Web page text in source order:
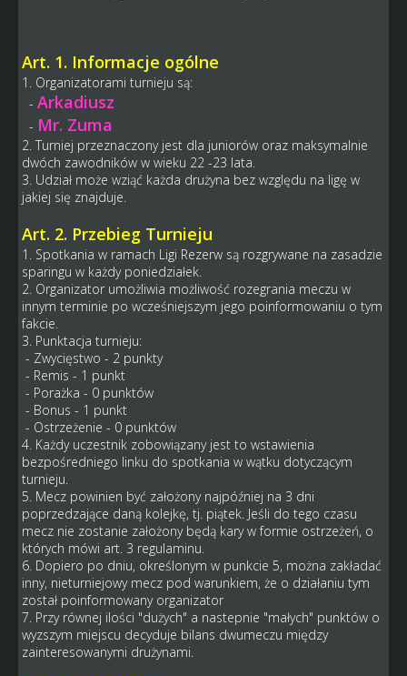
Art. 1. Informacje ogólne
1. Organizatorami turnieju są:
- Arkadiusz
- Mr. Zuma
2. Turniej przeznaczony jest dla juniorów oraz maksymalnie
dwóch zawodników w wieku 22 -23 lata.
3. Udział może wziąć każda drużyna bez względu na ligę w
jakiej się znajduje.
Art. 2. Przebieg Turnieju
1. Spotkania w ramach Ligi Rezerw są rozgrywane na zasadzie
sparingu w każdy poniedziałek.
2. Organizator umożliwia możliwość rozegrania meczu w
innym terminie po wcześniejszym jego poinformowaniu o tym
fakcie.
3. Punktacja turnieju:
- Zwycięstwo - 2 punkty
- Remis - 1 punkt
- Porażka - 0 punktów
- Bonus - 1 punkt
- Ostrzeżenie - 0 punktów
4. Każdy uczestnik zobowiązany jest to wstawienia
bezpośredniego linku do spotkania w wątku dotyczącym
turnieju.
5. Mecz powinien być założony najpóźniej na 3 dni
poprzedzające daną kolejkę, tj. piątek. Jeśli do tego czasu
mecz nie zostanie założony będą kary w formie ostrzeżeń, o
których mówi art. 3 regulaminu.
6. Dopiero po dniu, określonym w punkcie 5, można zakładać
inny, nieturniejowy mecz pod warunkiem, że o działaniu tym
został poinformowany organizator
7. Przy równej ilości "dużych" a nastepnie "małych" punktów o
wyzszym miejscu decyduje bilans dwumeczu między
zainteresowanymi drużynami.